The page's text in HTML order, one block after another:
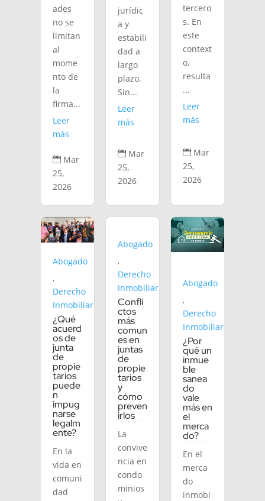
ades
no se
limitan
al
mome
nto de
la
firma...
Leer
más
 Mar
25,
2026
jurídic
a y
estabili
dad a
largo
plazo.
Sin...
Leer
más
 Mar
25,
2026
tercero
s. En
este
context
o,
resulta
...
Leer
más
 Mar
25,
2026
Abogado
,
Derecho
Inmobiliario
¿Qué
acuerd
os de
junta
de
propie
tarios
puede
n
impug
narse
legalm
ente?
En la
vida en
comuni
dad
Abogado
,
Derecho
Inmobiliario
Confli
ctos
más
comun
es en
juntas
de
propie
tarios
y
cómo
preven
irlos
La
convive
ncia en
condo
minios
Abogado
,
Derecho
Inmobiliario
¿Por
qué un
inmue
ble
sanea
do
vale
más en
el
merca
do?
En el
merca
do
inmobi